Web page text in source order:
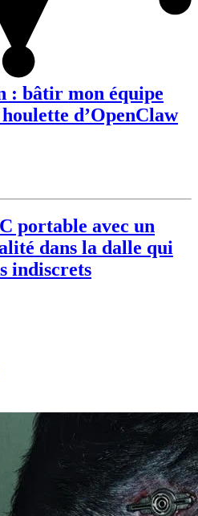
: bâtir mon équipe
d’OpenClaw
portable avec un
dans la dalle qui
indiscrets